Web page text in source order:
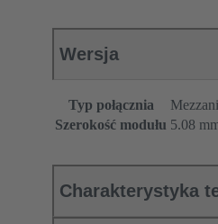
Wersja
Typ połącznia
Szerokość modułu 5.08
Charakterystyka